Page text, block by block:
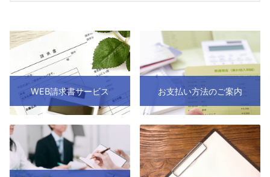
WEB請求書サービス お支払い方法のご案内